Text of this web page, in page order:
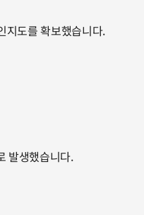
지도를 확보했습니다.
발생했습니다.